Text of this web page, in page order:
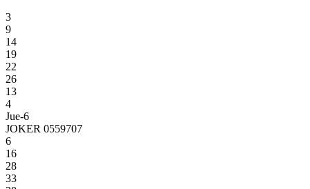
3
9
14
19
22
26
13
4
Jue-6
JOKER 0559707
6
16
28
33